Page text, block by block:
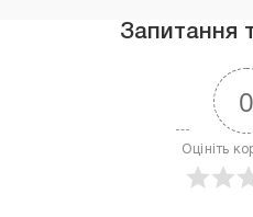
Запитання
0
Оцініть